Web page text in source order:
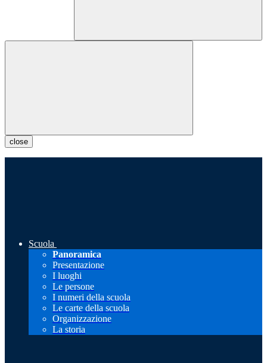
close
Scuola
Panoramica
Presentazione
I luoghi
Le persone
I numeri della scuola
Le carte della scuola
Organizzazione
La storia